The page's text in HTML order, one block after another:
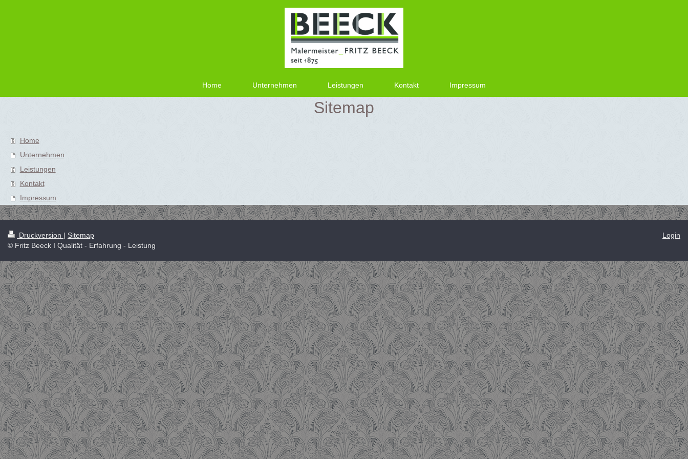
Home Unternehmen Leistungen Kontakt Impressum
Sitemap
Home
Unternehmen
Leistungen
Kontakt
Impressum
Druckversion | Sitemap
© Fritz Beeck I Qualität - Erfahrung - Leistung
Login